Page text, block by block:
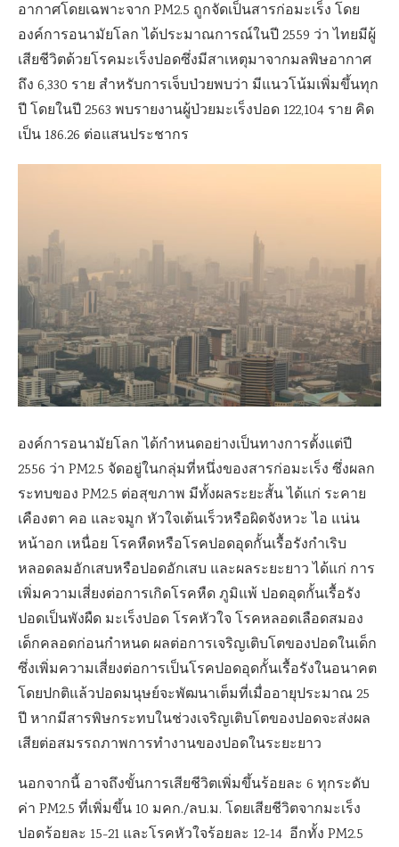
อากาศโดยเฉพาะจาก PM2.5 ถูกจัดเป็นสารก่อมะเร็ง โดย
องค์การอนามัยโลก ได้ประมาณการณ์ในปี2559 ว่า ไทยมีผู้
เสียชีวิตด้วยโรคมะเร็งปอดซึ่งมีสาเหตุมาจากมลพิษอากาศ
ถึง 6,330 ราย สำหรับการเจ็บป่วยพบว่า มีแนวโน้มเพิ่มขึ้นทุก
ปี โดยในปี2563 พบรายงานผู้ป่วยมะเร็งปอด 122,104 ราย คิด
เป็น 186.26 ต่อแสนประชากร
องค์การอนามัยโลก ได้กำหนดอย่างเป็นทางการตั้งแต่ปี
2556 ว่า PM2.5 จัดอยู่ในกลุ่มที่หนึ่งของสารก่อมะเร็ง ซึ่งผลก
ระทบของ PM2.5 ต่อสุขภาพ มีทั้งผลระยะสั้น ได้แก่ ระคาย
เคืองตา คอ และจมูก หัวใจเต้นเร็วหรือผิดจังหวะ ไอ แน่น
หน้าอก เหนื่อย โรคหืดหรือโรคปอดอุดกั้นเรื้อรังกำเริบ
หลอดลมอักเสบหรือปอดอักเสบ และผลระยะยาว ได้แก่ การ
เพิ่มความเสี่ยงต่อการเกิดโรคหืด ภูมิแพ้ ปอดอุดกั้นเรื้อรัง
ปอดเป็นพังผืด มะเร็งปอด โรคหัวใจ โรคหลอดเลือดสมอง
เด็กคลอดก่อนกำหนด ผลต่อการเจริญเติบโตของปอดในเด็ก
ซึ่งเพิ่มความเสี่ยงต่อการเป็นโรคปอดอุดกั้นเรื้อรังในอนาคต
โดยปกติแล้วปอดมนุษย์จะพัฒนาเต็มที่เมื่ออายุประมาณ25
ปี หากมีสารพิษกระทบในช่วงเจริญเติบโตของปอดจะส่งผล
เสียต่อสมรรถภาพการทำงานของปอดในระยะยาว
นอกจากนี้ อาจถึงขั้นการเสียชีวิตเพิ่มขึ้นร้อยละ 6 ทุกระดับ
ค่า PM2.5 ที่เพิ่มขึ้น 10 มคก./ลบ.ม. โดยเสียชีวิตจากมะเร็ง
ปอดร้อยละ 15-21 และโรคหัวใจร้อยละ 12-14 อีกทั้ง PM2.5